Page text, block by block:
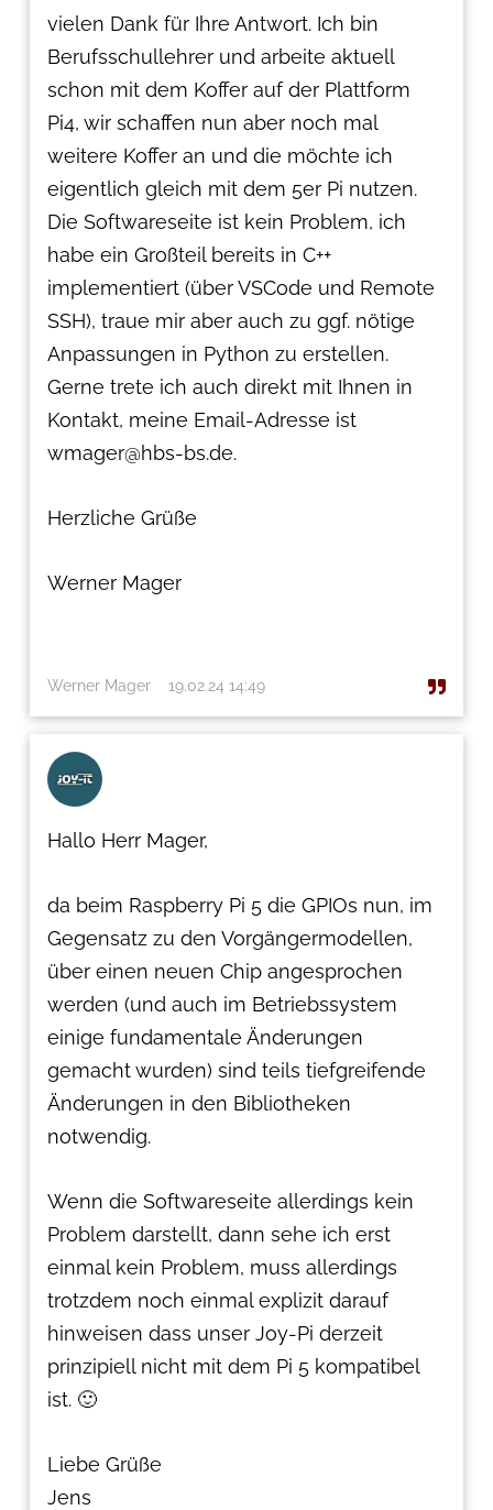
vielen Dank für Ihre Antwort. Ich bin
Berufsschullehrer und arbeite aktuell
schon mit dem Koffer auf der Plattform
Pi4, wir schaffen nun aber noch mal
weitere Koffer an und die möchte ich
eigentlich gleich mit dem 5er Pi nutzen.
Die Softwareseite ist kein Problem, ich
habe ein Großteil bereits in C++
implementiert (über VSCode und Remote
SSH), traue mir aber auch zu ggf. nötige
Anpassungen in Python zu erstellen.
Gerne trete ich auch direkt mit Ihnen in
Kontakt, meine Email-Adresse ist
wmager@hbs-bs.de.
Herzliche Grüße
Werner Mager
Werner Mager 19.02.24 14:49
Hallo Herr Mager,
da beim Raspberry Pi 5 die GPIOs nun, im
Gegensatz zu den Vorgängermodellen,
über einen neuen Chip angesprochen
werden (und auch im Betriebssystem
einige fundamentale Änderungen
gemacht wurden) sind teils tiefgreifende
Änderungen in den Bibliotheken
notwendig.
Wenn die Softwareseite allerdings kein
Problem darstellt, dann sehe ich erst
einmal kein Problem, muss allerdings
trotzdem noch einmal explizit darauf
hinweisen dass unser Joy-Pi derzeit
prinzipiell nicht mit dem Pi 5 kompatibel
ist. 🙂
Liebe Grüße
Jens